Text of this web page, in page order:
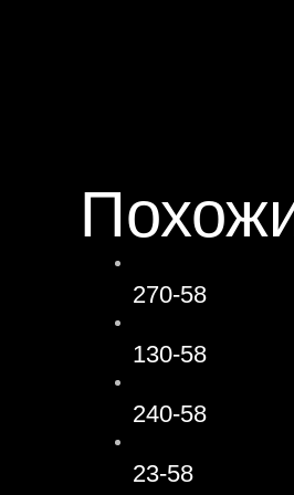
270-58
130-58
240-58
23-58